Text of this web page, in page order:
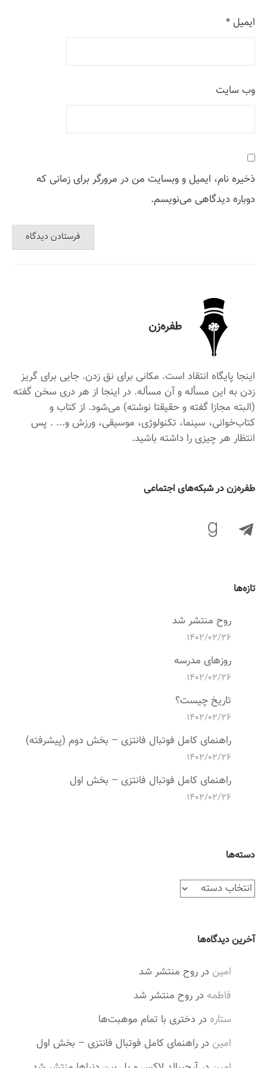
ایمیل *
وب‌ سایت
ذخیره نام، ایمیل و وبسایت من در مرورگر برای زمانی که
دوباره دیدگاهی می‌نویسم.
طفره‌زن
اینجا پایگاه انتقاد است. مکانی برای نق زدن. جایی برای گریز
زدن به این مسأله و آن مسأله. در اینجا از هر دری سخن گفته
(البته مجازا گفته و حقیقتا نوشته) می‌شود. از کتاب و
کتاب‌خوانی، سینما، تکنولوژی، موسیقی، ورزش و... . پس
انتظار هر چیزی را داشته باشید.
‌طفره‌زن در شبکه‌های اجتماعی
تازه‌ها
روح منتشر شد
۱۴۰۲/۰۲/۲۶
روزهای مدرسه
۱۴۰۲/۰۲/۲۶
تاریخ چیست؟
۱۴۰۲/۰۲/۲۶
راهنمای کامل فوتبال فانتزی – بخش دوم (پیشرفته)
۱۴۰۲/۰۲/۲۶
راهنمای کامل فوتبال فانتزی – بخش اول
۱۴۰۲/۰۲/۲۶
دسته‌ها
د
س
ه‌
آخرین دیدگاه‌ها
امین درروح منتشر شد
فاطمه درروح منتشر شد
ستاره دردختری با تمام موهبت‌ها
امین درراهنمای کامل فوتبال فانتزی – بخش اول